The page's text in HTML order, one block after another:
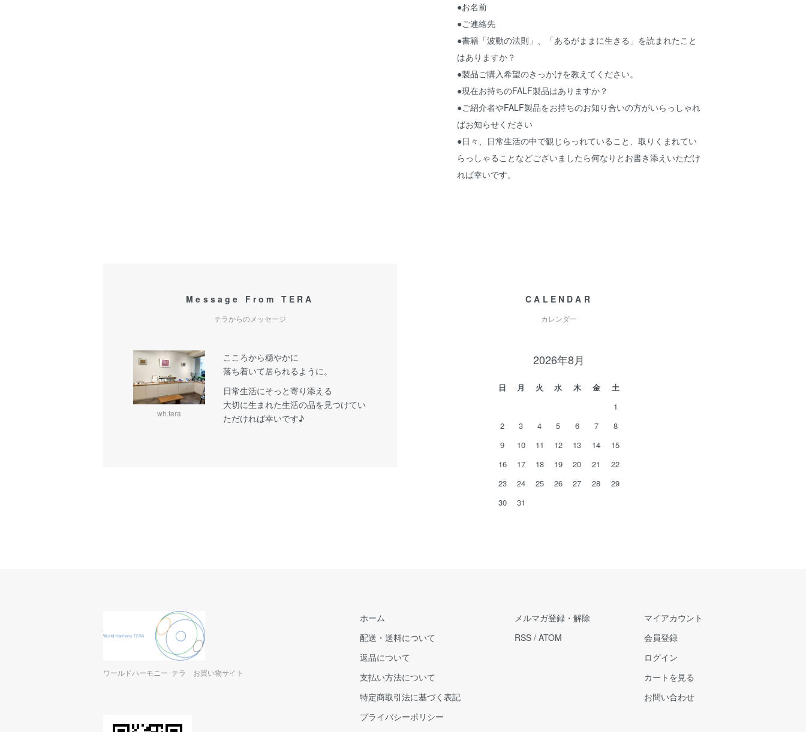
●お名前
●ご連絡先
●書籍「波動の法則」、「あるがままに生きる」を読まれたこと
はありますか？
●製品ご購入希望のきっかけを教えてください。
●現在お持ちのFALF製品はありますか？
●ご紹介者やFALF製品をお持ちのお知り合いの方がいらっしゃれ
ばお知らせください
●日々、日常生活の中で観じらっれていること、取りくまれてい
らっしゃることなどございましたら何なりとお書き添えいただけ
れば幸いです。
Message From TERA
テラからのメッセージ
wh.tera
こころから穏やかに
落ち着いて居られるように。
日常生活にそっと寄り添える
大切に生まれた生活の品を見つけてい
ただければ幸いです♪
CALENDAR
カレンダー
2026年8月
日 月 火 水 木 金
土
1
2
3 4 5 6 7
8
9
10 11 12 13 14
15
16
17 18 19 20 21
22
23
24 25 26 27 28
29
30
31
ワールドハーモニー･テラ お買い物サイト
ホーム
配送・送料について
返品について
支払い方法について
特定商取引法に基づく表記
プライバシーポリシー
メルマガ登録・解除
RSS / ATOM
マイアカウント
会員登録
ログイン
カートを見る
お問い合わせ